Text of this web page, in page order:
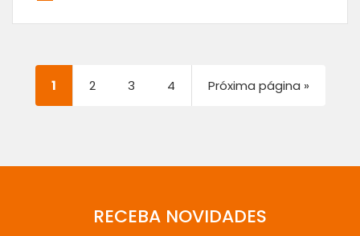
1 2 3 4 Próxima página »
RECEBA NOVIDADES